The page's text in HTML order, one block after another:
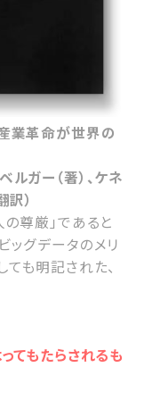
業革命が世界の
ルガー（著）、ケネ
訳）
尊厳」であると
ッグデータのメリ
ても明記された、
てもたらされるも